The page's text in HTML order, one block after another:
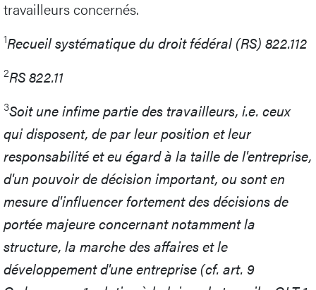
travailleurs concernés.
1Recueil systématique du droit fédéral (RS) 822.112
2RS 822.11
3Soit une infime partie des travailleurs, i.e. ceux
qui disposent, de par leur position et leur
responsabilité et eu égard à la taille de l'entreprise,
d'un pouvoir de décision important, ou sont en
mesure d'influencer fortement des décisions de
portée majeure concernant notamment la
structure, la marche des affaires et le
développement d'une entreprise (cf. art. 9